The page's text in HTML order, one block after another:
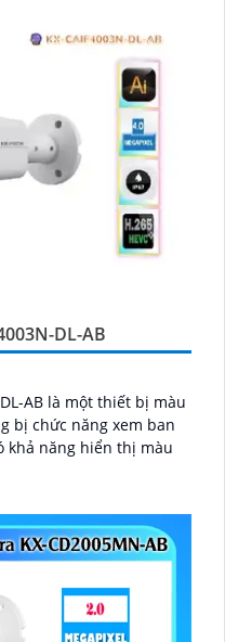
DL-AB
AB là một thiết bị màu
bị chức năng xem ban